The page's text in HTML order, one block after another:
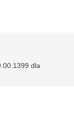
dla